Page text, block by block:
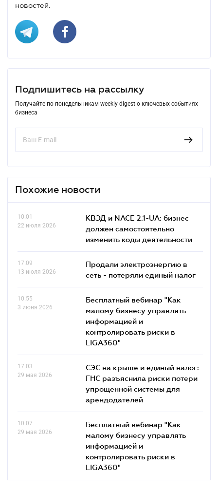
новостей.
Подпишитесь на рассылку
Получайте по понедельникам weekly-digest о ключевых событиях
бизнеса
Похожие новости
10.01
22 июля 2026
КВЭД и NACE 2.1-UA: бизнес
должен самостоятельно
изменить коды деятельности
17.09
13 июля 2026
Продали электроэнергию в
сеть - потеряли единый налог
10.55
3 июня 2026
Бесплатный вебинар "Как
малому бизнесу управлять
информацией и
контролировать риски в
LIGA360"
17.03
29 мая 2026
СЭС на крыше и единый налог:
ГНС разъяснила риски потери
упрощенной системы для
арендодателей
10.07
29 мая 2026
Бесплатный вебинар "Как
малому бизнесу управлять
информацией и
контролировать риски в
LIGA360"